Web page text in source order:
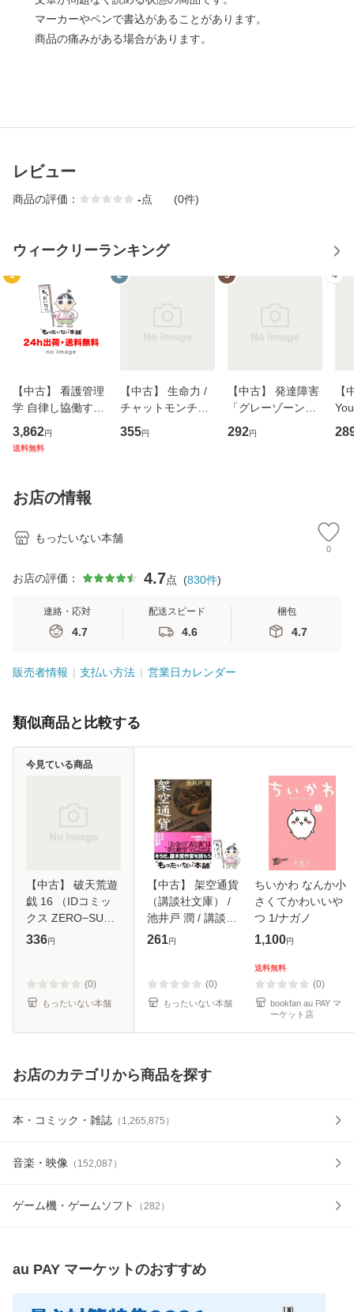
マーカーやペンで書込があることがあります。
商品の痛みがある場合があります。
レビュー
商品の評価： -点 (0件)
ウィークリーランキング
1
【中古】 看護管理
学 自律し協働する
専門職の看護マネ
ジメントスキル 改
恵 藤本幸三 / 南江
堂 [単行
3,862円
送料無料
2
【中古】 生命力 /
チャットモンチー /
キューンレコード
[CD]【メール便送
355円
3
【中古】 発達障害
「グレーゾーン」
その正しい理解と
克服法 (SB新書 57
292円
4
【
のが
お店の情報
もったいない本舗
0
お店の評価： 4.7点 (830件)
連絡・応対
4.7
配送スピード
4.6
梱包
4.7
販売者情報 支払い方法 営業日カレンダー
類似商品と比較する
【中古】 破天荒遊
戯 16 （IDコミッ
クス ZERO−SUM
コミックス） / 遠
送料無料】
336円
(0)
もったいない本舗
今見ている商品
【中古】 架空通貨
（講談社文庫） /
池井戸 潤 / 講談社
[文庫]【メール便送
261円
(0)
もったいない本舗
ちいかわ なんか小
さくてかわいいや
つ 1/ナガノ
1,100円
送料無料
(0)
bookfan au PAY マ
ーケット店
お店のカテゴリから商品を探す
本・コミック・雑誌 （ 1,265,875 ）
音楽・映像 （ 152,087 ）
ゲーム機・ゲームソフト （282 ）
au PAY マーケットのおすすめ